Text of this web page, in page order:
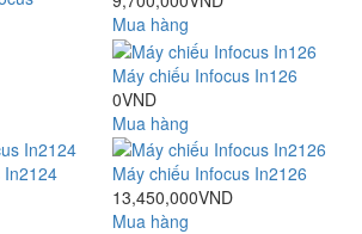
Mua hàng
Máy chiếu Infocus In126
0VND
Mua hàng
In2124
Máy chiếu Infocus In2126
13,450,000VND
Mua hàng